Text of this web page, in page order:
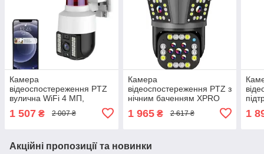
Камера
відеоспостереження PTZ
вулична WiFi 4 МП,
кольорове нічне бачення,
XPRO, 2L-A2-WIFI/ZD-
1 507 ₴ 2 007 ₴
Камера
відеоспостереження PTZ з
нічним баченням XPRO
V380PRO (45042-
1 965₴ 2 617 ₴ 1
Акційні пропозиції та новинки